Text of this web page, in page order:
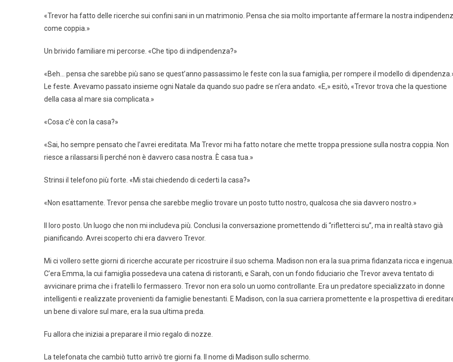
«Trevor ha fatto delle ricerche sui confini sani in un matrimonio. Pensa che sia molto importante affermare la nostra
come coppia.»
Un brivido familiare mi percorse. «Che tipo di indipendenza?»
«Beh… pensa che sarebbe più sano se quest’anno passassimo le feste con la sua famiglia, per rompere il modello di
Le feste. Avevamo passato insieme ogni Natale da quando suo padre se n’era andato. «E,» esitò, «Trevor trova che la questione
della casa al mare sia complicata.»
«Cosa c’è con la casa?»
«Sai, ho sempre pensato che l’avrei ereditata. Ma Trevor mi ha fatto notare che mette troppa pressione sulla nostra coppia. Non
riesce a rilassarsi lì perché non è davvero casa nostra. È casa tua.»
Strinsi il telefono più forte. «Mi stai chiedendo di cederti la casa?»
«Non esattamente. Trevor pensa che sarebbe meglio trovare un posto tutto nostro, qualcosa che sia davvero nostro.»
Il loro posto. Un luogo che non mi includeva più. Conclusi la conversazione promettendo di “rifletterci su”, ma in realtà stavo già
pianificando. Avrei scoperto chi era davvero Trevor.
Mi ci vollero sette giorni di ricerche accurate per ricostruire il suo schema. Madison non era la sua prima fidanzata ricca e ingenua.
C’era Emma, la cui famiglia possedeva una catena di ristoranti, e Sarah, con un fondo fiduciario che Trevor aveva tentato di
avvicinare prima che i fratelli lo fermassero. Trevor non era solo un uomo controllante. Era un predatore specializzato in donne
intelligenti e realizzate provenienti da famiglie benestanti. E Madison, con la sua carriera promettente e la prospettiva di
un bene di valore sul mare, era la sua ultima preda.
Fu allora che iniziai a preparare il mio regalo di nozze.
La telefonata che cambiò tutto arrivò tre giorni fa. Il nome di Madison sullo schermo.